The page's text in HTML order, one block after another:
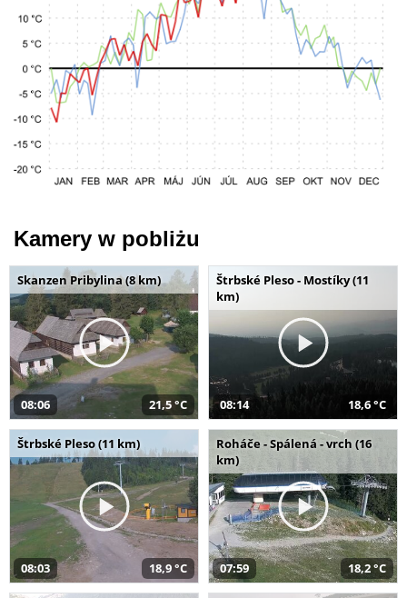
Kamery w pobliżu
Skanzen Pribylina (8 km)
08:06 21,5 °C
Štrbské Pleso - Mostíky (11
km)
08:14 18,6 °C
Štrbské Pleso (11 km)
08:03 18,9 °C
Roháče - Spálená - vrch (16
km)
07:59 18,2 °C